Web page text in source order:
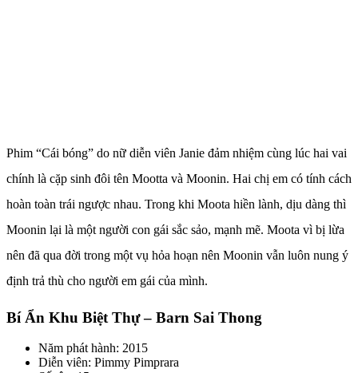
Phim “Cái bóng” do nữ diễn viên Janie đảm nhiệm cùng lúc hai vai
chính là cặp sinh đôi tên Mootta và Moonin. Hai chị em có tính cách
hoàn toàn trái ngược nhau. Trong khi Moota hiền lành, dịu dàng thì
Moonin lại là một người con gái sắc sảo, mạnh mẽ. Moota vì bị lừa
nên đã qua đời trong một vụ hỏa hoạn nên Moonin vẫn luôn nung ý
định trả thù cho người em gái của mình.
Bí Ẩn Khu Biệt Thự – Barn Sai Thong
Năm phát hành: 2015
Diễn viên: Pimmy Pimprara